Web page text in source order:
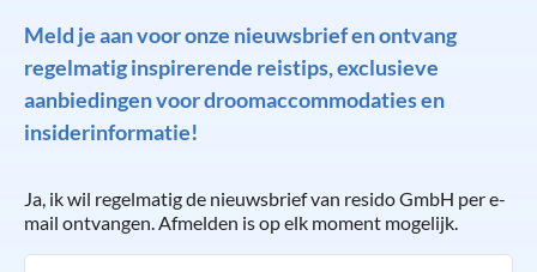
Meld je aan voor onze nieuwsbrief en ontvang
regelmatig inspirerende reistips, exclusieve
aanbiedingen voor droomaccommodaties en
insiderinformatie!
Ja, ik wil regelmatig de nieuwsbrief van resido GmbH per e-
mail ontvangen. Afmelden is op elk moment mogelijk.